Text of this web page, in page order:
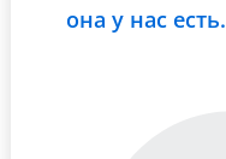
она у нас есть.